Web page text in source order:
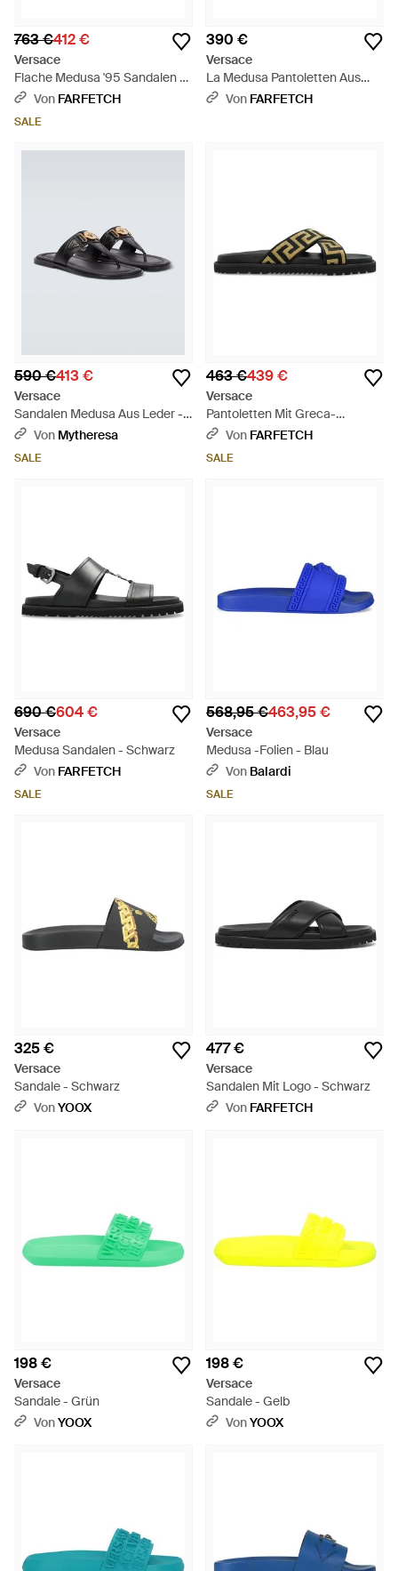
763 €412 €
Versace
Flache Medusa '95 Sandalen -
Schwarz
Von FARFETCH
SALE
390 €
Versace
La Medusa Pantoletten Aus
Gummi - Mettallic
Von FARFETCH
590 €413 €
Versace
Sandalen Medusa Aus Leder -
Schwarz
Von Mytheresa
SALE
463 €439 €
Versace
Pantoletten Mit Greca-
Verzierung - Schwarz
Von FARFETCH
SALE
690 €604 €
Versace
Medusa Sandalen - Schwarz
Von FARFETCH
SALE
568,95 €463,95 €
Versace
Medusa -Folien - Blau
Von Balardi
SALE
325 €
Versace
Sandale - Schwarz
VonYOOX
477 €
Versace
Sandalen Mit Logo - Schwarz
Von FARFETCH
198 €
Versace
Sandale - Grün
VonYOOX
198 €
Versace
Sandale - Gelb
VonYOOX